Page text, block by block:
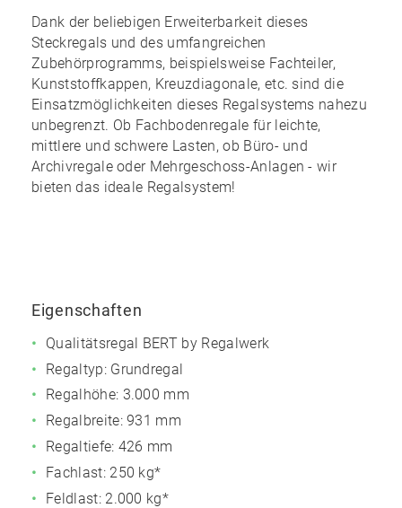
Dank der beliebigen Erweiterbarkeit dieses
Steckregals und des umfangreichen
Zubehörprogramms, beispielsweise Fachteiler,
Kunststoffkappen, Kreuzdiagonale, etc. sind die
Einsatzmöglichkeiten dieses Regalsystems nahezu
unbegrenzt. Ob Fachbodenregale für leichte,
mittlere und schwere Lasten, ob Büro- und
Archivregale oder Mehrgeschoss-Anlagen - wir
bieten das ideale Regalsystem!
Eigenschaften
Qualitätsregal BERT by Regalwerk
Regaltyp: Grundregal
Regalhöhe: 3.000 mm
Regalbreite: 931 mm
Regaltiefe: 426 mm
Fachlast: 250 kg*
Feldlast: 2.000 kg*